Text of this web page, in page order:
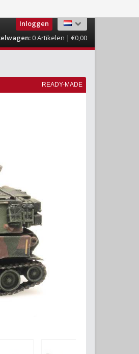
Inloggen
0Artikelen | €0,00
READY-MADE